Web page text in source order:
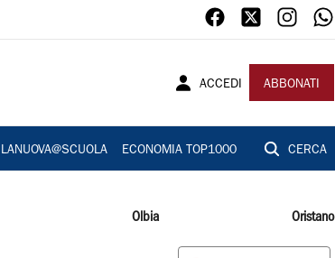
ACCEDI ABBONATI
LANUOVA@SCUOLA ECONOMIA TOP1000 CERCA
Olbia Oristano